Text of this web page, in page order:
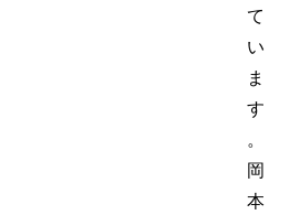
て
い
ま
す
。
岡
本